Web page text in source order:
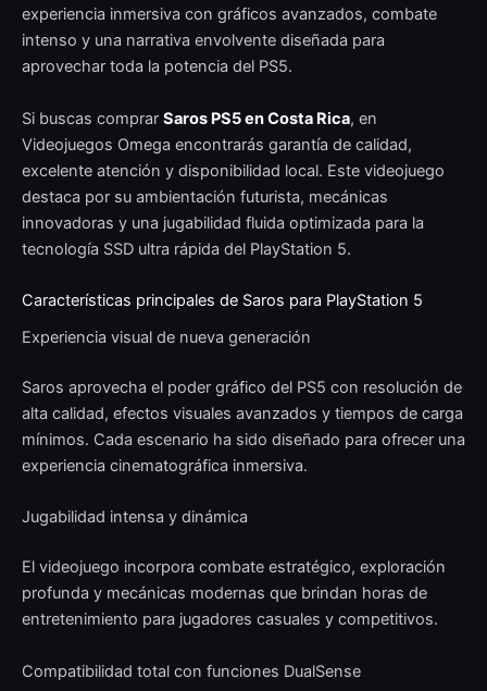
experiencia inmersiva con gráficos avanzados, combate
intenso y una narrativa envolvente diseñada para
aprovechar toda la potencia del PS5.
Si buscas comprar Saros PS5 en Costa Rica, en
Videojuegos Omega encontrarás garantía de calidad,
excelente atención y disponibilidad local. Este videojuego
destaca por su ambientación futurista, mecánicas
innovadoras y una jugabilidad fluida optimizada para la
tecnología SSD ultra rápida del PlayStation 5.
Características principales de Saros para PlayStation 5
Experiencia visual de nueva generación
Saros aprovecha el poder gráfico del PS5 con resolución de
alta calidad, efectos visuales avanzados y tiempos de carga
mínimos. Cada escenario ha sido diseñado para ofrecer una
experiencia cinematográfica inmersiva.
Jugabilidad intensa y dinámica
El videojuego incorpora combate estratégico, exploración
profunda y mecánicas modernas que brindan horas de
entretenimiento para jugadores casuales y competitivos.
Compatibilidad total con funciones DualSense